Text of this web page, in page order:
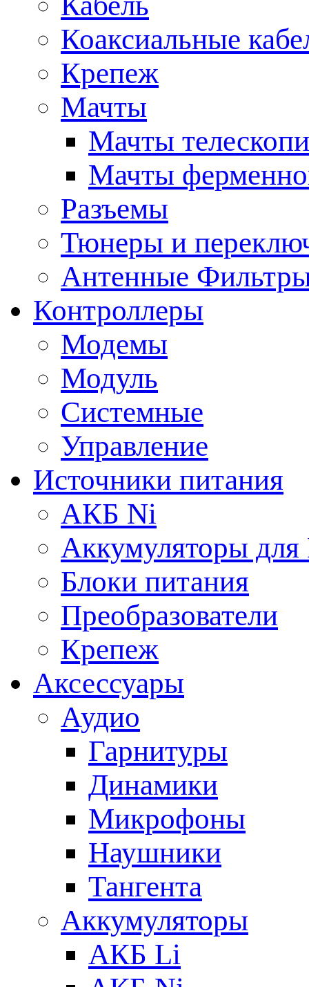
Коаксиальные
Крепеж
Мачты
Мачты
Мачты
Разъемы
Тюнеры и
Антенные
Контроллеры
Модемы
Модуль
Системные
Управление
Источники питания
АКБ Ni
Аккумуляторы
Блоки питания
Преобразователи
Крепеж
Аксессуары
Аудио
Гарнитуры
Динамики
Микрофоны
Наушники
Тангента
Аккумуляторы
АКБ Li